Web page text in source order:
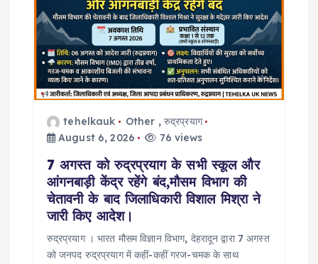
tehelkauk Other , रुद्रप्रयाग
August 6, 2026
76 views
7 अगस्त को रुद्रप्रयाग के सभी स्कूल और
आंगनबाड़ी केंद्र रहेंगे बंद,मौसम विभाग की
चेतावनी के बाद जिलाधिकारी विशाल मिश्रा ने
जारी किए आदेश।
रुद्रप्रयाग । भारत मौसम विज्ञान विभाग, देहरादून द्वारा 7 अगस्त
को जनपद रुद्रप्रयाग में कहीं-कहीं गरज-चमक के साथ